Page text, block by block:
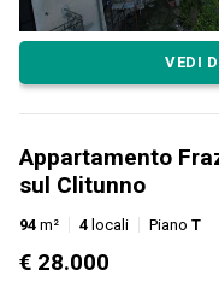
VEDI
Appartamento
sul Clitunno
94 m² 4 locali Piano T
€ 28.000